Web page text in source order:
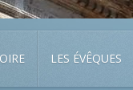
LES ÉVÊQUES